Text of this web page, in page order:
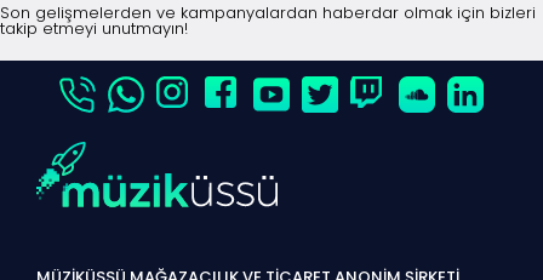
Son gelişmelerden ve kampanyalardan haberdar olmak için bizleri
takip etmeyi unutmayın!